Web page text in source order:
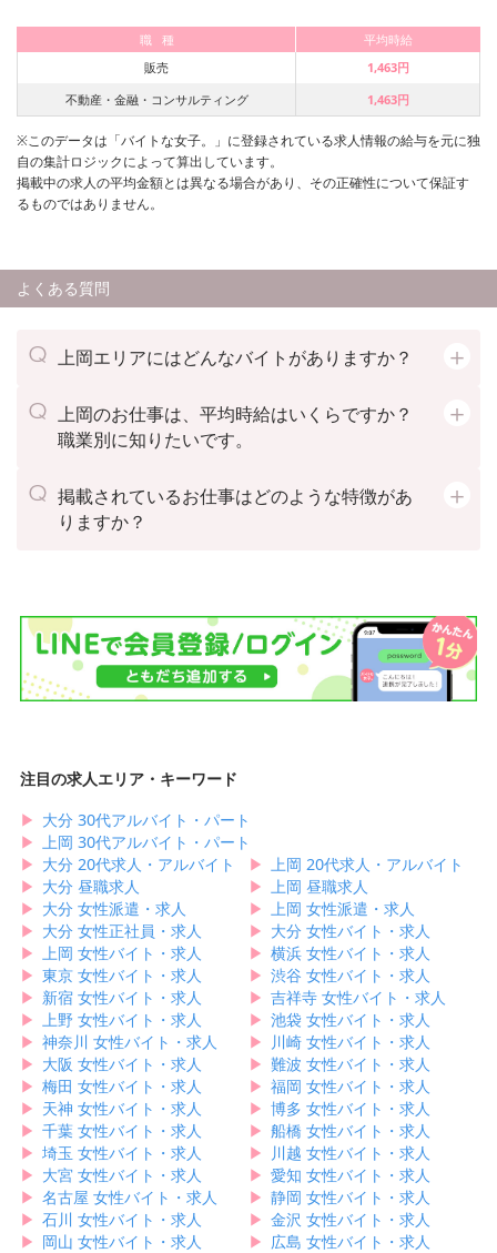
職 種
平均時給
販売
1,463円
不動産・金融・コンサルティング
1,463円
※このデータは「バイトな女子。」に登録されている求人情報の給与を元に独
自の集計ロジックによって算出しています。
掲載中の求人の平均金額とは異なる場合があり、その正確性について保証す
るものではありません。
よくある質問
上岡エリアにはどんなバイトがありますか？
上岡のお仕事は、平均時給はいくらですか？
職業別に知りたいです。
掲載されているお仕事はどのような特徴があ
りますか？
注目の求人エリア・キーワード
▶︎ 大分 30代アルバイト・パート
▶︎ 上岡 30代アルバイト・パート
▶︎ 大分 20代求人・アルバイト ▶︎ 上岡 20代求人・アルバイト
▶︎ 大分 昼職求人 ▶︎ 上岡 昼職求人
▶︎ 大分 女性派遣・求人 ▶︎ 上岡 女性派遣・求人
▶︎ 大分 女性正社員・求人 ▶︎ 大分 女性バイト・求人
▶︎ 上岡 女性バイト・求人 ▶︎ 横浜 女性バイト・求人
▶︎ 東京 女性バイト・求人 ▶︎ 渋谷 女性バイト・求人
▶︎ 新宿 女性バイト・求人 ▶︎ 吉祥寺 女性バイト・求人
▶︎ 上野 女性バイト・求人 ▶︎ 池袋 女性バイト・求人
▶︎ 神奈川 女性バイト・求人 ▶︎ 川崎 女性バイト・求人
▶︎ 大阪 女性バイト・求人 ▶︎ 難波 女性バイト・求人
▶︎ 梅田 女性バイト・求人 ▶︎ 福岡 女性バイト・求人
▶︎ 天神 女性バイト・求人 ▶︎ 博多 女性バイト・求人
▶︎ 千葉 女性バイト・求人 ▶︎ 船橋 女性バイト・求人
▶︎ 埼玉 女性バイト・求人 ▶︎ 川越 女性バイト・求人
▶︎ 大宮 女性バイト・求人 ▶︎ 愛知 女性バイト・求人
▶︎ 名古屋 女性バイト・求人 ▶︎ 静岡 女性バイト・求人
▶︎ 石川 女性バイト・求人 ▶︎ 金沢 女性バイト・求人
▶︎ 岡山 女性バイト・求人 ▶︎ 広島 女性バイト・求人